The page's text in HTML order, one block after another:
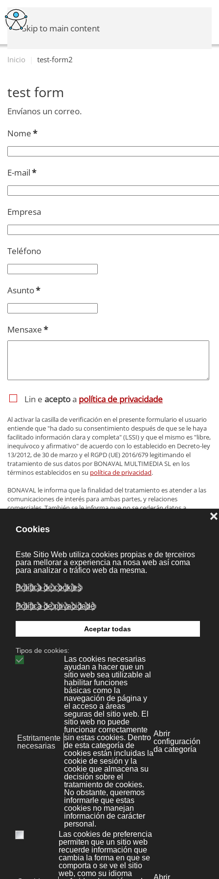
Skip to main content
Inicio test-form2
test form
Envíanos un correo.
Nome*
E-mail*
Empresa
Teléfono
Asunto*
Mensaxe*
Lin e aceptoa política de privacidade
Al activar la casilla de verificación en el presente formulario el usuario
entiende que "ha dado su consentimiento después de que se le haya
facilitado información clara y completa" (LSSI) y que el mismo es "libre,
inequívoco y afirmativo" de acuerdo con lo establecido en Decreto-ley
13/2012, de 30 de marzo y el RGPD (UE) 2016/679 legitimando el
tratamiento de sus datos por BONAVAL MULTIMEDIA SL en los
términos establecidos en su política de privacidad.
BONAVAL le informa que la finalidad del tratamiento es atender a las
comunicaciones de interés para ambas partes, y relaciones
comerciales. También se le informa que no se cederán datos a
desea, podrá ejercitar los derechos de acceso, rectificación, supresión,
oposición, limitación de los datos personales mediante notificación al
no se hayan respetado sus derechos, puede presentar una
reclamación a la Agencia Española de Protección de Datos.
Enviar
Bonaval Multimedia S.L.
Avenida Florida 9, 2º Ofic.4
Vigo 36.210
(Pontevedra, Galicia, España)
+34 986 447 532
Diseño y desarrollo:Bonaval Multimedia SLCopyright ©
Aviso legal
Novas
File Store
Kit Digital
Política de Privacidade
Política de cookies